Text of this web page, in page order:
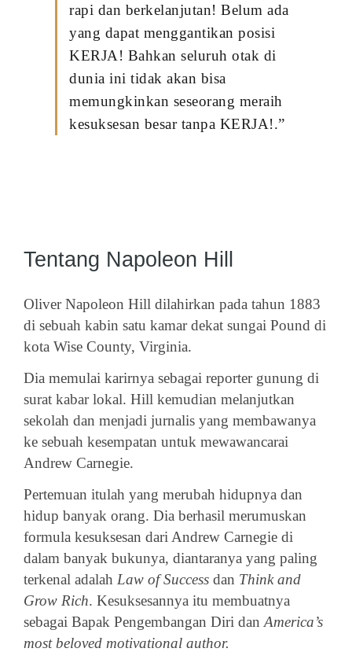
rapi dan berkelanjutan! Belum ada
yang dapat menggantikan posisi
KERJA! Bahkan seluruh otak di
dunia ini tidak akan bisa
memungkinkan seseorang meraih
kesuksesan besar tanpa KERJA!.”
Tentang Napoleon Hill
Oliver Napoleon Hill dilahirkan pada tahun 1883
di sebuah kabin satu kamar dekat sungai Pound di
kota Wise County, Virginia.
Dia memulai karirnya sebagai reporter gunung di
surat kabar lokal. Hill kemudian melanjutkan
sekolah dan menjadi jurnalis yang membawanya
ke sebuah kesempatan untuk mewawancarai
Andrew Carnegie.
Pertemuan itulah yang merubah hidupnya dan
hidup banyak orang. Dia berhasil merumuskan
formula kesuksesan dari Andrew Carnegie di
dalam banyak bukunya, diantaranya yang paling
terkenal adalah Law of Success dan Think and
Grow Rich. Kesuksesannya itu membuatnya
sebagai Bapak Pengembangan Diri dan America’s
most beloved motivational author.